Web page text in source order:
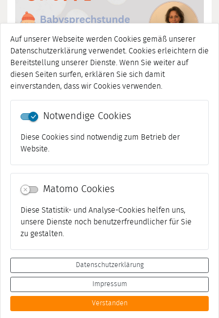
Auf unserer Webseite werden Cookies gemäß unserer
Datenschutzerklärung verwendet. Cookies erleichtern die
Bereitstellung unserer Dienste. Wenn Sie weiter auf
diesen Seiten surfen, erklären Sie sich damit
einverstanden, dass wir Cookies verwenden.
Notwendige Cookies
Diese Cookies sind notwendig zum Betrieb der
Website.
Matomo Cookies
Diese Statistik- und Analyse-Cookies helfen uns,
unsere Dienste noch benutzerfreundlicher für Sie
zu gestalten.
Datenschutzerklärung
Impressum
Verstanden
Datenschutz
Netiquette
Kontakt
Presse Suche
Barrierefreiheit
Transparenz